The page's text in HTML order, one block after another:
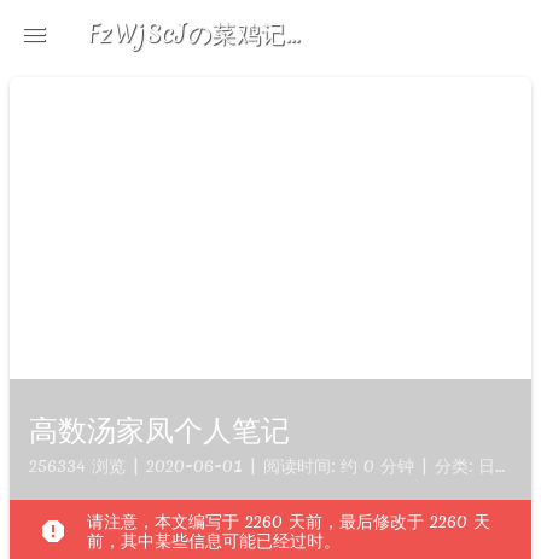
menu FzWjScJの菜鸡记录
高数汤家凤个人笔记
256334 浏览 | 2020-06-01 | 阅读时间: 约 0 分钟 | 分类: 日常
report
请注意，本文编写于 2260 天前，最后修改于 2260 天
前，其中某些信息可能已经过时。